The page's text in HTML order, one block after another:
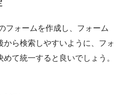
フォームを作成し、フォーム
から検索しやすいように、フォ
て統一すると良いでしょう。